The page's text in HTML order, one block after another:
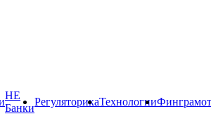
НЕ
Банки
РегуляторикаТехнологии